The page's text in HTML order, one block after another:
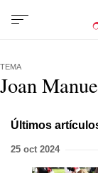
TEMA
Joan
Últimos
25 oct 2024